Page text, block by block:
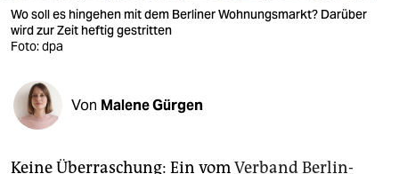
verlag
veranstaltungen
shop
fragen & hilfe
Wo soll es hingehen mit dem Berliner Wohnungsmarkt? Darüber
wird zur Zeit heftig gestritten
Foto: dpa
Von Malene Gürgen
Keine Überraschung: Ein vomVerband Berlin-